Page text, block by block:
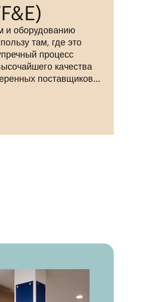
и оборудованию
там, где это
процесс
качества
поставщиков и